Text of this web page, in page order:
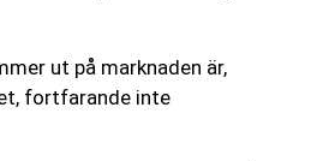
ut på marknaden är,
fortfarande inte